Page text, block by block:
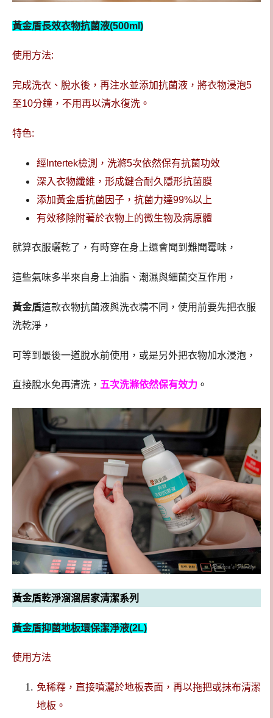
黃金盾長效衣物抗菌液(500ml)
使用方法:
完成洗衣、脫水後，再注水並添加抗菌液，將衣物浸泡5
至10分鐘，不用再以清水復洗。
特色:
經Intertek檢測，洗滌5次依然保有抗菌功效
深入衣物纖維，形成鍵合耐久隱形抗菌膜
添加黃金盾抗菌因子，抗菌力達99%以上
有效移除附著於衣物上的微生物及病原體
就算衣服曬乾了，有時穿在身上還會聞到難聞霉味，
這些氣味多半來自身上油脂、潮濕與細菌交互作用，
黃金盾這款衣物抗菌液與洗衣精不同，使用前要先把衣服
洗乾淨，
可等到最後一道脫水前使用，或是另外把衣物加水浸泡，
直接脫水免再清洗， 五次洗滌依然保有效力 。
黃金盾乾淨溜溜居家清潔系列
黃金盾抑菌地板環保潔淨液(2L)
使用方法
免稀釋，直接噴灑於地板表面，再以拖把或抹布清潔
地板。